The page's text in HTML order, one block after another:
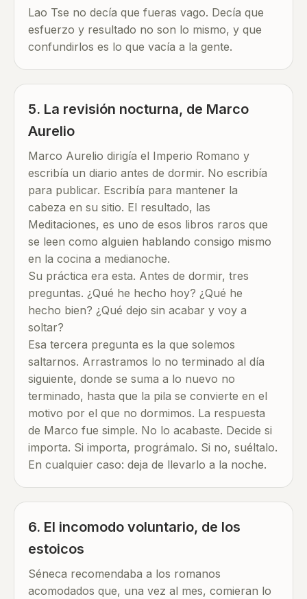
Lao Tse no decía que fueras vago. Decía que
esfuerzo y resultado no son lo mismo, y que
confundirlos es lo que vacía a la gente.
5. La revisión nocturna, de Marco
Aurelio
Marco Aurelio dirigía el Imperio Romano y
escribía un diario antes de dormir. No escribía
para publicar. Escribía para mantener la
cabeza en su sitio. El resultado, las
Meditaciones, es uno de esos libros raros que
se leen como alguien hablando consigo mismo
en la cocina a medianoche.
Su práctica era esta. Antes de dormir, tres
preguntas. ¿Qué he hecho hoy? ¿Qué he
hecho bien? ¿Qué dejo sin acabar y voy a
soltar?
Esa tercera pregunta es la que solemos
saltarnos. Arrastramos lo no terminado al día
siguiente, donde se suma a lo nuevo no
terminado, hasta que la pila se convierte en el
motivo por el que no dormimos. La respuesta
de Marco fue simple. No lo acabaste. Decide si
importa. Si importa, prográmalo. Si no, suéltalo.
En cualquier caso: deja de llevarlo a la noche.
6. El incomodo voluntario, de los
estoicos
Séneca recomendaba a los romanos
acomodados que, una vez al mes, comieran lo